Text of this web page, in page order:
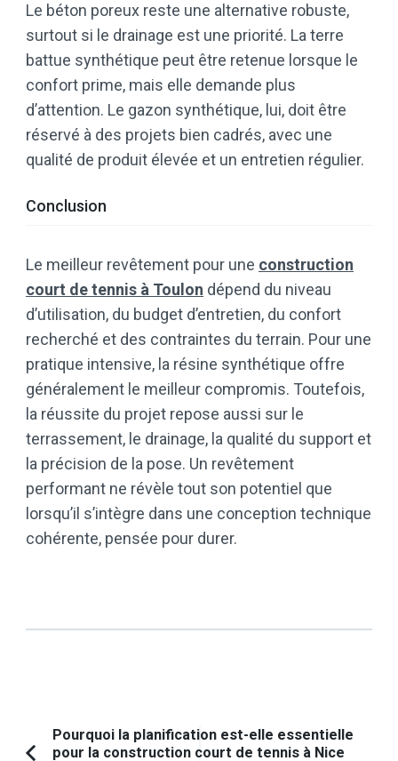
Le béton poreux reste une alternative robuste,
surtout si le drainage est une priorité. La terre
battue synthétique peut être retenue lorsque le
confort prime, mais elle demande plus
d’attention. Le gazon synthétique, lui, doit être
réservé à des projets bien cadrés, avec une
qualité de produit élevée et un entretien régulier.
Conclusion
Le meilleur revêtement pour une construction
court de tennis à Toulon dépend du niveau
d’utilisation, du budget d’entretien, du confort
recherché et des contraintes du terrain. Pour une
pratique intensive, la résine synthétique offre
généralement le meilleur compromis. Toutefois,
la réussite du projet repose aussi sur le
terrassement, le drainage, la qualité du support et
la précision de la pose. Un revêtement
performant ne révèle tout son potentiel que
lorsqu’il s’intègre dans une conception technique
cohérente, pensée pour durer.
Navigation
Pourquoi la planification est-elle essentielle
pour la construction court de tennis à Nice